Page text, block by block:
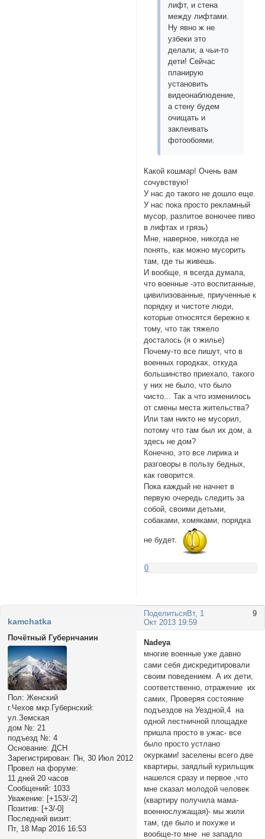
лифт, и стена
между лифтами.
Ну явно ж не
узбеки это
делали, а чьи-то
дети! Сейчас
планирую
установить
видеонаблюдение,
а стену будем
очищать и
заклеивать
фотообоями.
Какой кошмар! Очень вам
сочувствую!
У нас до такого не дошло еще.
У нас пока просто рекламный
мусор, разлитое вонючее пиво
в лифтах и грязь)
Мне, наверное, никогда не
понять, как можно мусорить
там, где ты живешь.
И вообще, я всегда думала,
что военные -это воспитанные,
цивилизованные, приученные к
порядку и чистоте люди,
которые относятся бережно к
тому, что так тяжело
досталось (я о жилье)
Почему-то все пишут, что в
военных городках, откуда
большинство приехало, такого
у них не было, что было
чисто... Так а что изменилось
от смены места жительства?
Или там никто не мусорил,
потому что там был их дом, а
здесь не дом?
Конечно, это все лирика и
разговоры в пользу бедных,
как говорится.
Пока каждый не начнет в
первую очередь следить за
собой, своими детьми,
собаками, хомяками, порядка
не будет.
0
Поделиться 9
Вт, 1
Окт 2013 19:59
kamchatka
Почётный Губернчанин
Пол: Женский
г.Чехов мкр.Губернский:
ул.Земская
дом №: 21
подъезд №: 4
Основание: ДСН
Зарегистрирован: Пн, 30 Июл 2012
Провел на форуме:
11 дней 20 часов
Сообщений: 1033
Уважение: [+153/-2]
Позитив: [+3/-0]
Последний визит:
Пт, 18 Мар 2016 16:53
Nadeya
многие военные уже давно
сами себя дискредитировали
своим поведением. А их дети,
соответственно, отражение их
самих, Проверяя состояние
подъездов на Уездной,4 на
одной лестничной площадке
пришла просто в ужас- все
было просто устлано
окурками! заселены всего две
квартиры, заядлый курильщик
нашелся сразу и первое ,что
мне сказал молодой человек
(квартиру получила мама-
военнослужащая)- мы жили
там, где было и похуже и
вообще-то мне не западло